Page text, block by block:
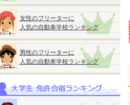
女性のフリーターに
人気の自動車学校ランキング
男性のフリーターに
人気の自動車学校ランキング